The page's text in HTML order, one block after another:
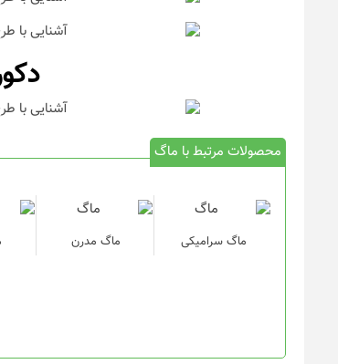
محصولات مرتبط با ماگ
ماگ سرامیکی ماگ مدرن